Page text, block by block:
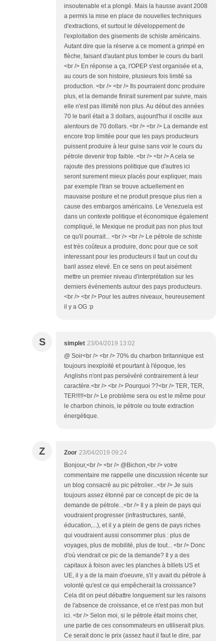
insoutenable et a plongé. Mais la hausse avant 2008
a permis la mise en place de nouvelles techniques
d'extractions, et surtout le développement de
l'exploitation des gisements de schiste américains.
Autant dire que la réserve a ce moment a grimpé en
flèche, faisant d'autant plus tomber le cours du baril.
<br /> En réponse a ça, l'OPEP s'est organisée et a,
au cours de son histoire, plusieurs fois limité sa
production. <br /> <br /> Ils pourraient donc produire
plus, et la demande finirait surement par suivre, mais
elle n'est pas illimité non plus. Au début des années
70 le baril était a 3 dollars, aujourd'hui il oscille aux
alentours de 70 dollars. <br /> <br /> La demande est
encore trop limitée pour que les pays producteurs
puissent produire à leur guise sans voir le cours du
pétrole devenir trop faible. <br /> <br /> A cela se
rajoute des pressions politique que d'autres ici
seront surement mieux placés pour expliquer, mais
par exemple l'Iran se trouve actuellement en
mauvaise posture et ne produit presque plus rien a
cause des embargos américains. Le Venezuela est
dans un contexte politique et économique également
compliqué, le Mexique ne produit pas non plus tout
ce qu'il pourrait... <br /> <br /> Le pétrole de schiste
est très coûteux a produire, donc pour que ce soit
interessant pour les producteurs il faut un cout du
baril assez elevé. En ce sens on peut aisément
mettre un premier niveau d'interprétation sur les
derniers événements autour des pays producteurs.
<br /> <br /> Pour les autres niveaux, heureusement
il y a OG :p
S simplet 23/04/2019 13:02
@ Soir<br /> <br /> 70% du charbon britannique est
toujours inexploité et pourtant à l'époque, les
Anglishs n'ont pas persévéré contrairement à leur
caractère.<br /> <br /> Pourquoi ??<br /> TER, TER,
TER!!!!!<br /> Le problème sera ou est le même pour
le charbon chinois, le pétrole ou toute extraction
énergétique.
Z Zoor 23/04/2019 09:24
Bonjour,<br /> <br /> @Bichon,<br /> votre
commentaire me rappelle une discussion récente sur
un blog consacré au pic pétrolier...<br /> Je suis
toujours assez étonné par ce concept de pic de la
demande de pétrole...<br /> Il y a plein de pays qui
voudraient progresser (infrastructures, santé,
éducation,...), et il y a plein de gens de pays riches
qui voudraient aussi consommer plus : plus de
voyages, plus de mobilité, plus de tout... <br /> Donc
d'où viendrait ce pic de la demande? Il y a des
capitaux à foison avec les planches à billets US et
UE, il y a de la main d'oeuvre, s'il y avait du pétrole à
volonté qu'est ce qui empêcherait la croissance?
Cela dit on peut débattre longuement sur les raisons
de l'absence de croissance, et ce n'est pas mon but
ici. <br /> Selon moi, si le pétrole était moins cher,
une partie de ces consommateurs en utiliserait plus.
Ce serait donc le prix (assez haut il faut le dire, par